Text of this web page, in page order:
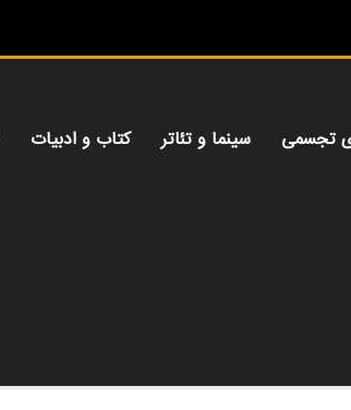
تجسمی سینما و تئاتر کتاب و ادبیات